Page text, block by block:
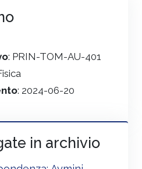
: PRIN-TOM-AU-401
: 2024-06-20
in archivio